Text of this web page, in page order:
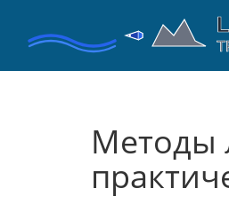
Методы